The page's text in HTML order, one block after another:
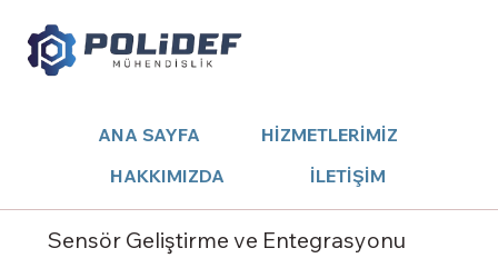
ANA SAYFA
HİZMETLERİMİZ
HAKKIMIZDA
İLETİŞİM
Sensör Geliştirme ve Entegrasyonu